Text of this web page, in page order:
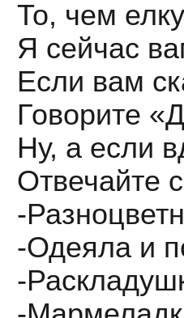
То, чем
Я сейчас
Если вам
Говорите
Ну, а если
Отвечайте
-
-Одеяла и
-